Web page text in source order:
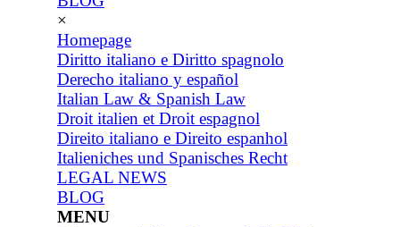
×
Homepage
Diritto italiano e Diritto spagnolo
Derecho italiano y español
Italian Law & Spanish Law
Droit italien et Droit espagnol
Direito italiano e Direito espanhol
Italieniches und Spanisches Recht
LEGAL NEWS
BLOG
MENU